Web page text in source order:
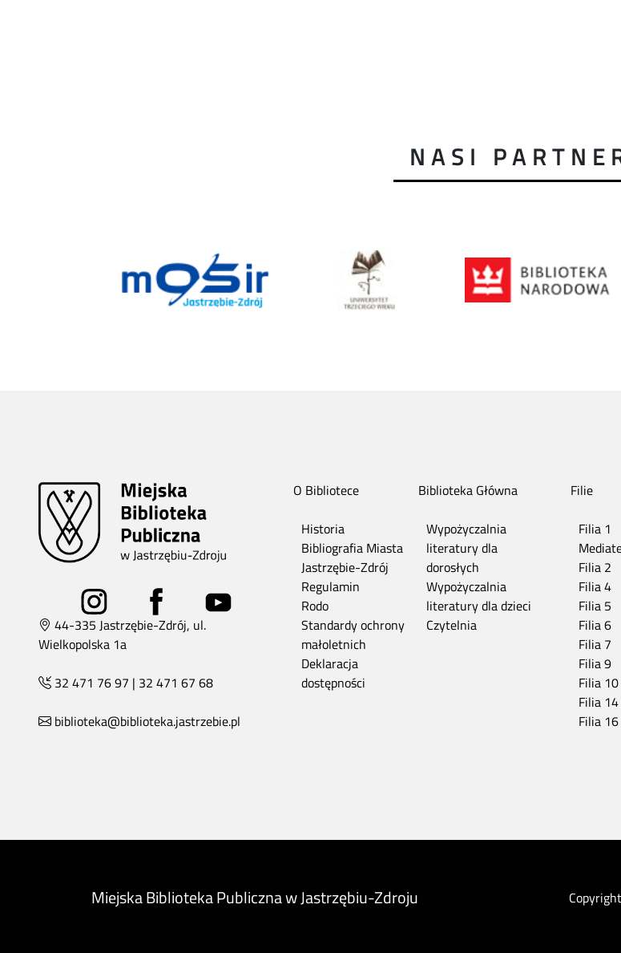
NASI
44-335 Jastrzębie-Zdrój, ul.
Wielkopolska 1a
32 471 76 97 | 32 471 67 68
biblioteka@biblioteka.jastrzebie.pl
O Bibliotece
Historia
Bibliografia Miasta
Jastrzębie-Zdrój
Regulamin
Rodo
Standardy ochrony
małoletnich
Deklaracja
dostępności
Biblioteka Główna
Wypożyczalnia
literatury dla
dorosłych
Wypożyczalnia
literatury dla dzieci
Czytelnia
Filie
Filia 1
Filia 2
Filia 4
Filia 5
Filia 6
Filia 7
Filia 9
Filia 10
Filia 14
Filia 16
Miejska Biblioteka Publicznaw Jastrzębiu-Zdroju